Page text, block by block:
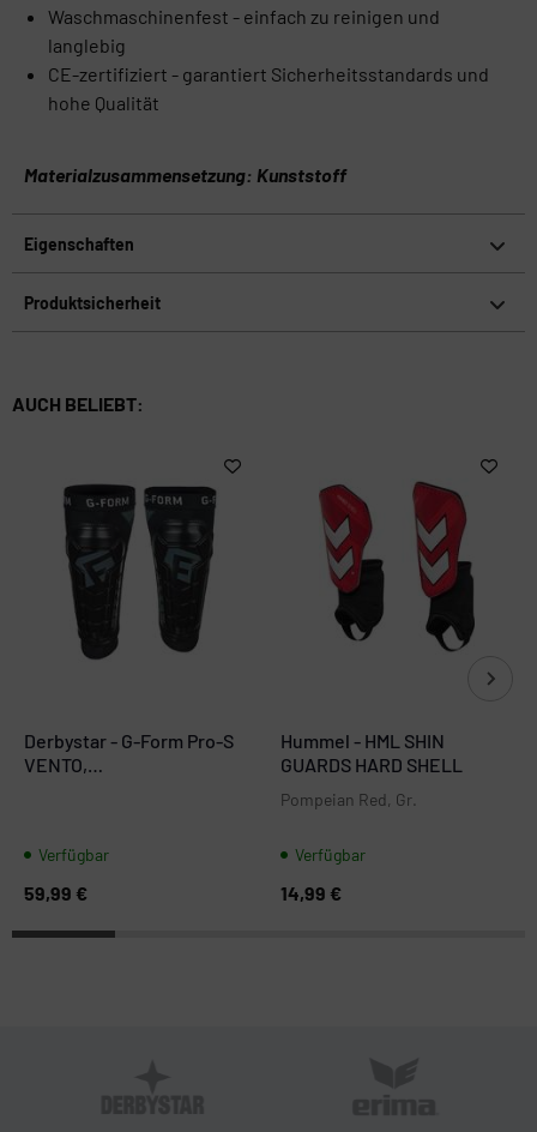
Waschmaschinenfest - einfach zu reinigen und
langlebig
CE-zertifiziert - garantiert Sicherheitsstandards und
hohe Qualität
Materialzusammensetzung: Kunststoff
Eigenschaften
Produktsicherheit
AUCH BELIEBT:
Derbystar - G-Form Pro-S
VENTO,
Verfügbar
59,99 €
Hummel - HML SHIN
GUARDS HARD SHELL
Pompeian Red, Gr.
Verfügbar
14,99 €